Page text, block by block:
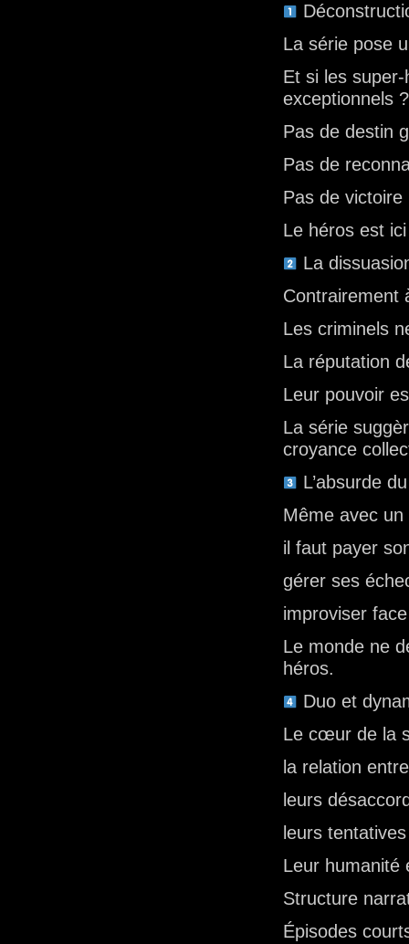
La série pose
Et si les
exceptionnels ?
Pas de destin
Pas de
Pas de victoire
Le héros est
La
Contrairement
Les criminels
La réputation
Leur pouvoir
La série
croyance
L’absurde
Même avec
il faut payer
gérer ses
improviser
Le monde ne
héros.
Duo et
Le cœur de la
la relation
leurs
leurs
Leur humanité
Structure
Épisodes